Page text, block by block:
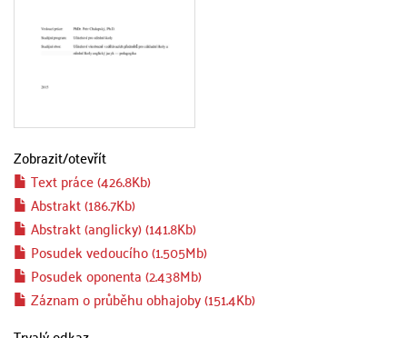
Zobrazit/otevřít
Text práce (426.8Kb)
Abstrakt (186.7Kb)
Abstrakt (anglicky) (141.8Kb)
Posudek vedoucího (1.505Mb)
Posudek oponenta (2.438Mb)
Záznam o průběhu obhajoby (151.4Kb)